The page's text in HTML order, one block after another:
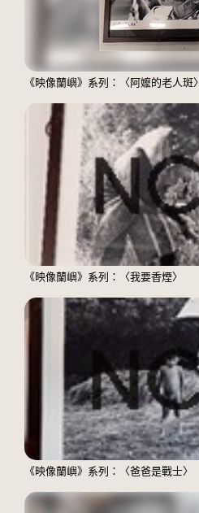
《映像蘭嶼》系列：〈阿嬤的老人斑〉
《映像蘭嶼》系列：〈我要香煙〉
《映像蘭嶼》系列：〈爸爸是戰士〉